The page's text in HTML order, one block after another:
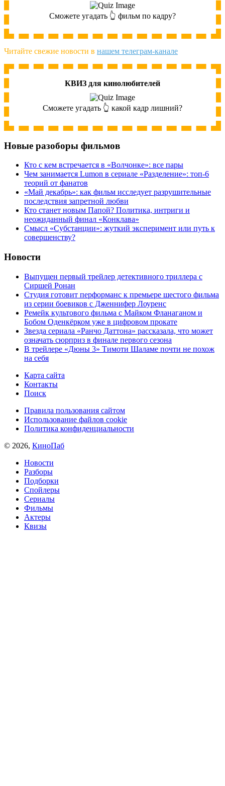
Сможете угадать 👆 фильм по кадру?
Читайте свежие новости в нашем телеграм-канале
КВИЗ для кинолюбителей
Сможете угадать 👆 какой кадр лишний?
Новые разоборы фильмов
Кто с кем встречается в «Волчонке»: все пары
Чем занимается Lumon в сериале «Разделение»: топ-6
теорий от фанатов
«Май декабрь»: как фильм исследует разрушительные
последствия запретной любви
Кто станет новым Папой? Политика, интриги и
неожиданный финал «Конклава»
Cмысл «Субстанции»: жуткий эксперимент или путь к
совершенству?
Новости
Выпущен первый трейлер детективного триллера с
Сиршей Ронан
Студия готовит перформанс к премьере шестого фильма
из серии боевиков с Дженнифер Лоуренс
Ремейк культового фильма с Майком Фланаганом и
Бобом Оденкёрком уже в цифровом прокате
Звезда сериала «Ранчо Даттона» рассказала, что может
означать сюрприз в финале первого сезона
В трейлере «Дюны 3» Тимоти Шаламе почти не похож
на себя
Карта сайта
Контакты
Поиск
Правила пользования сайтом
Использование файлов cookie
Политика конфиденциальности
© 2026, КиноПаб
Новости
Разборы
Подборки
Спойлеры
Сериалы
Фильмы
Актеры
Квизы